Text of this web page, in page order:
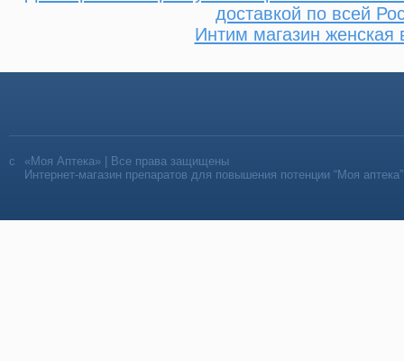
доставкой по всей
Интим магазин женская
«Моя Аптека» | Все права защищены
Интернет-магазин препаратов для повышения потенции “Моя